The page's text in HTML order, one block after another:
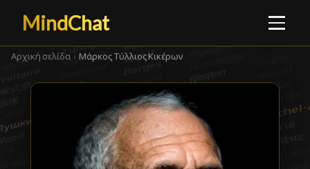
MindChat
Αρχική σελίδα › Μάρκος Τύλλιος Κικέρων